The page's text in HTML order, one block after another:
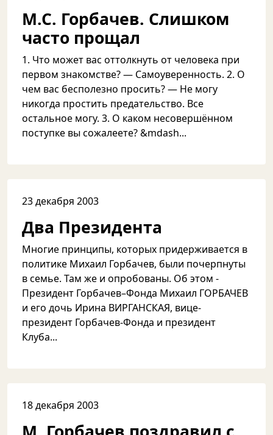
М.С. Горбачев. Слишком
часто прощал
1. Что может вас оттолкнуть от человека при
первом знакомстве? — Самоуверенность. 2. О
чем вас бесполезно просить? — Не могу
никогда простить предательство. Все
остальное могу. 3. О каком несовершённом
поступке вы сожалеете? &mdash...
23 декабря 2003
Два Президента
Многие принципы, которых придерживается в
политике Михаил Горбачев, были почерпнуты
в семье. Там же и опробованы. Об этом -
Президент Горбачев–Фонда Михаил ГОРБАЧЕВ
и его дочь Ирина ВИРГАНСКАЯ, вице-
президент Горбачев-Фонда и президент
Клуба...
18 декабря 2003